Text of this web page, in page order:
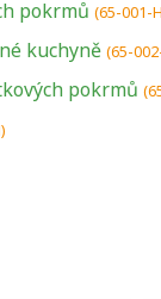
pokrmů (65-001-
kuchyně (65-
pokrmů